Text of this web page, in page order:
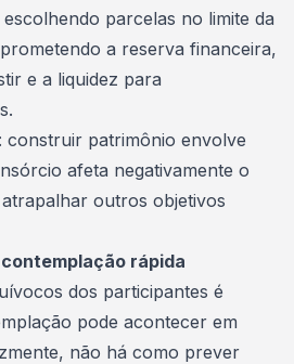
parcelas no limite da
a reserva financeira,
e a liquidez para
construir patrimônio envolve
afeta negativamente o
outros objetivos
rápida
dos participantes é
pode acontecer em
não há como prever